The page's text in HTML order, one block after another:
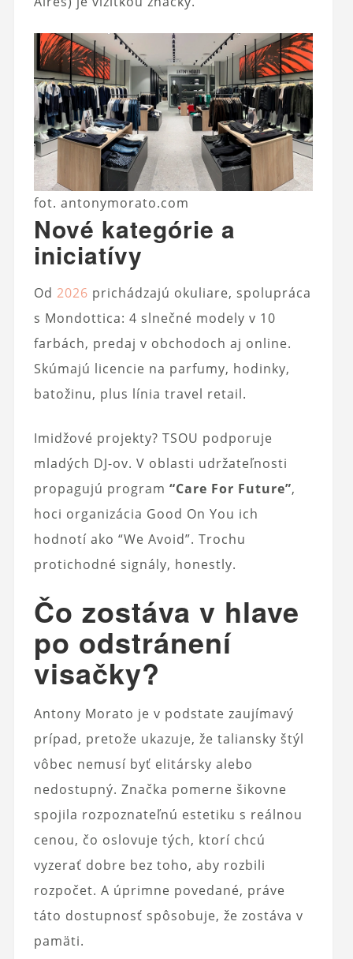
fot. antonymorato.com
Nové kategórie a
iniciatívy
Od 2026 prichádzajú okuliare, spolupráca
s Mondottica: 4 slnečné modely v 10
farbách, predaj v obchodoch aj online.
Skúmajú licencie na parfumy, hodinky,
batožinu, plus línia travel retail.
Imidžové projekty? TSOU podporuje
mladých DJ-ov. V oblasti udržateľnosti
propagujú program “Care For Future”,
hoci organizácia Good On You ich
hodnotí ako “We Avoid”. Trochu
protichodné signály, honestly.
Čo zostáva v hlave
po odstránení
visačky?
Antony Morato je v podstate zaujímavý
prípad, pretože ukazuje, že taliansky štýl
vôbec nemusí byť elitársky alebo
nedostupný. Značka pomerne šikovne
spojila rozpoznateľnú estetiku s reálnou
cenou, čo oslovuje tých, ktorí chcú
vyzerať dobre bez toho, aby rozbili
rozpočet. A úprimne povedané, práve
táto dostupnosť spôsobuje, že zostáva v
pamäti.